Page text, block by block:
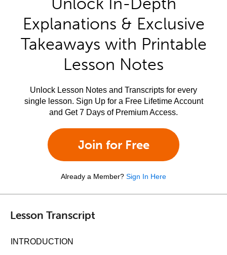
Explanations & Exclusive
Takeaways with Printable
Lesson Notes
Unlock Lesson Notes and Transcripts for every
single lesson. Sign Up for a Free Lifetime Account
and Get 7 Days of Premium Access.
Join for Free
Already a Member? Sign In Here
Lesson Transcript
INTRODUCTION